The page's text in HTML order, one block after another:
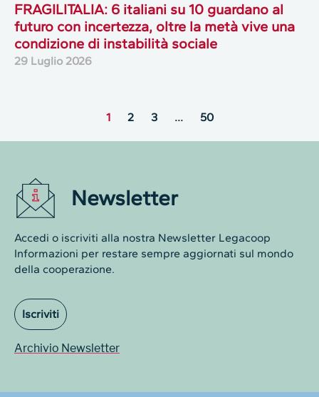
FRAGILITALIA: 6 italiani su 10 guardano al
futuro con incertezza, oltre la metà vive una
condizione di instabilità sociale
29 Luglio 2026
1 2 3 … 50
Newsletter
Accedi o iscriviti alla nostra Newsletter Legacoop
Informazioni per restare sempre aggiornati sul mondo
della cooperazione.
Iscriviti
Archivio Newsletter